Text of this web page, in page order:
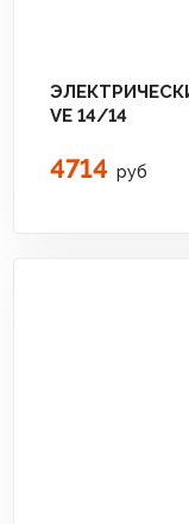
VE 14/14
4714 руб